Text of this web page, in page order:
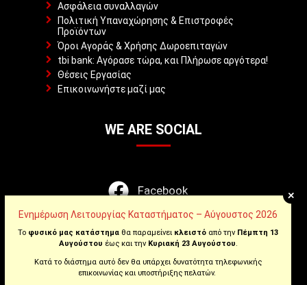
Ασφάλεια συναλλαγών
Πολιτική Υπαναχώρησης & Επιστροφές
Προϊόντων
Όροι Αγοράς & Χρήσης Δωροεπιταγών
tbi bank: Αγόρασε τώρα, και Πλήρωσε αργότερα!
Θέσεις Εργασίας
Επικοινωνήστε μαζί μας
WE ARE SOCIAL
Facebook
Instagram
Youtube
+
Ενημέρωση Λειτουργίας Καταστήματος – Αύγουστος 2026
Το φυσικό μας κατάστημα θα παραμείνει κλειστό από την Πέμπτη 13
Αυγούστου έως και τηνΚυριακή 23 Αυγούστου.
Κατά το διάστημα αυτό δεν θα υπάρχει δυνατότητα τηλεφωνικής
επικοινωνίας και υποστήριξης πελατών.